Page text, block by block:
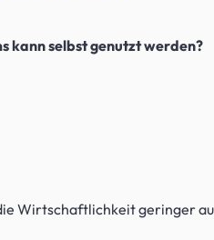
kann selbst genutzt werden?
Wirtschaftlichkeit geringer